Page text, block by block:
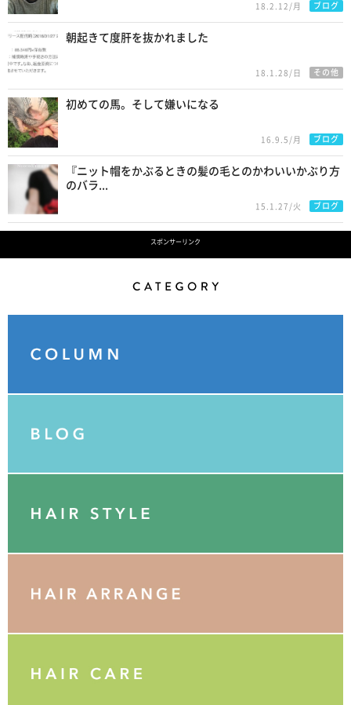
18.2.12/月 ブログ
朝起きて度肝を抜かれました
18.1.28/日 その他
初めての馬。そして嫌いになる
16.9.5/月 ブログ
『ニット帽をかぶるときの髪の毛とのかわいいかぶり方
のバラ...
15.1.27/火 ブログ
スポンサーリンク